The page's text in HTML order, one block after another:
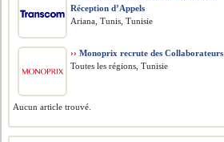
Réception d’Appels
Ariana, Tunis, Tunisie
›› Monoprix recrute des Collaborateurs
Toutes les régions, Tunisie
Aucun article trouvé.